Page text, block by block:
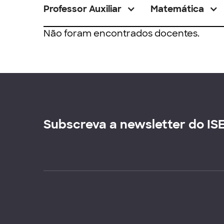
Professor Auxiliar Matemática
Não foram encontrados docentes.
Subscreva a newsletter do